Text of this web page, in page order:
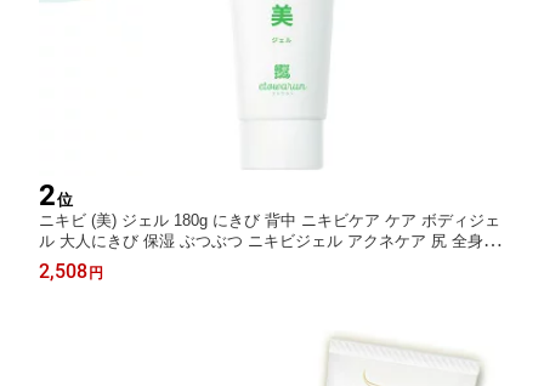
2位
ニキビ (美) ジェル 180g にきび 背中 ニキビケア ケア ボディジェ
ル 大人にきび 保湿 ぶつぶつ ニキビジェル アクネケア 尻 全身 背
中ニキビ 予防 背中ケア ニキビ跡 にきびケア にきび肌 胸 背中 首
ポツポツ ブツブツ 二の腕 吹出物 背中ニキビ 大人ニキビ お尻 肌
2,508 円